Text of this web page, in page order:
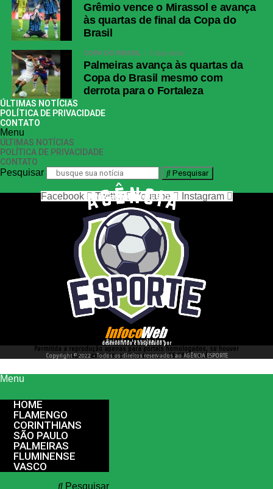
Grêmio vence o Mirassol e avança
às quartas de final da Copa do
Brasil
COPA DO BRASIL 2 dias atrás
Palmeiras avança às quartas da
Copa do Brasil mesmo com
derrota para o Fortaleza
ÚLTIMAS NOTÍCIAS
POLÍTICA DE PRIVACIDADE
CONTATO
Menu
ÚLTIMAS NOTÍCIAS
POLÍTICA DE PRIVACIDADE
CONTATO
Pesquisar Pesquisar
nos siga nas redes sociais
Facebook Twitter Youtube Instagram
desenvolvido e hospedado por
Permitida a reprodução apenas para portais homologados, se houver
interesse entre em contato conosco 66 99977 4262
Copyright © 2022 - Todos os direitos reservados ao AGÊNCIA ESPORTE
Menu
HOME
FLAMENGO
CORINTHIANS
SÃO PAULO
PALMEIRAS
FLUMINENSE
VASCO
Pesquisar